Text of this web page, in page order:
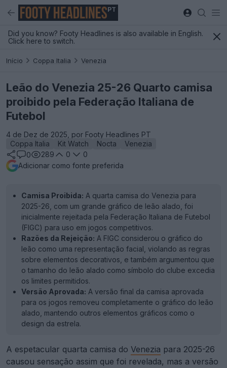
PT
Did you know? Footy Headlines is also available in English.
Click here to switch.
Início Coppa Italia Venezia
Leão do Venezia 25-26 Quarto camisa
proibido pela Federação Italiana de
Futebol
4 de Dez de 2025, por Footy Headlines PT
Coppa Italia
Kit Watch Nocta
Venezia
0
289 0
0
Adicionar como fonte preferida
Camisa Proibida: A quarta camisa do Venezia para
2025-26, com um grande gráfico de leão alado, foi
inicialmente rejeitada pela Federação Italiana de Futebol
(FIGC) para uso em jogos competitivos.
Razões da Rejeição: A FIGC considerou o gráfico do
leão como uma representação facial, violando as regras
sobre elementos decorativos, e também argumentou que
o tamanho do leão alado como símbolo do clube excedia
os limites permitidos.
Versão Aprovada: A versão final da camisa aprovada
para os jogos removeu completamente o gráfico do leão
alado, mantendo outros elementos gráficos como o
design da estrela.
A espetacular quarta camisa do Venezia para 2025-26
causou sensação assim que foi revelada, mas a versão